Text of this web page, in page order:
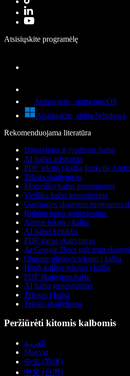
Atsisiųskite programėlę
Atsisiųskite, skirta macOS
Atsisiųskite, skirta Windows
Rekomenduojama literatūra
Diktavimas ir įvedimas balsu
AI balso asistentas
PDF teksto į kalbą funkcija
Teksto skaitytuvas
Moteriško balso generatorius
Vyriško balso generatorius
Geriausios skaitymo programos
Roboto balso generatorius
Anime teksto į kalbą
AI balso keitiklis
PDF garso skaitytuvas
Ar Google Docs gali man
Chrome plėtinys tekstui į kalbą
Hindi kalbos tekstas į kalbą
PDF skaitymas balsu
AI balsų generavimas
Tekstas į balsą
Teksto skaitytuvas
Peržiūrėti kitomis kalbomis
العربية
Magyar
中文 (简体)
中文 (台灣)